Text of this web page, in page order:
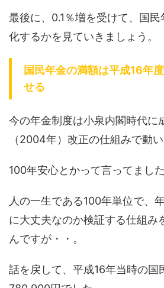
最後に、0.1％増を受けて、国
化するかを見ていきましょう。
国民年金の満額は平成16年
せる
今の年金制度は小泉内閣時代に
（2004年）改正の仕組みで動い
100年安心とかって言ってました
人の一生である100年単位で、
に大丈夫なのか検証する仕組み
んですが・・。
話を戻して、平成16年当時の国